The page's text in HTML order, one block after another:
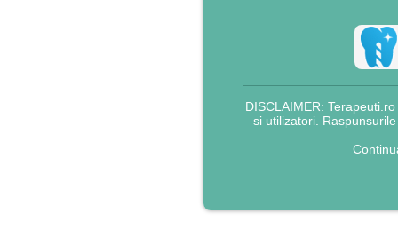
DISCLAIMER:
si utilizatori.